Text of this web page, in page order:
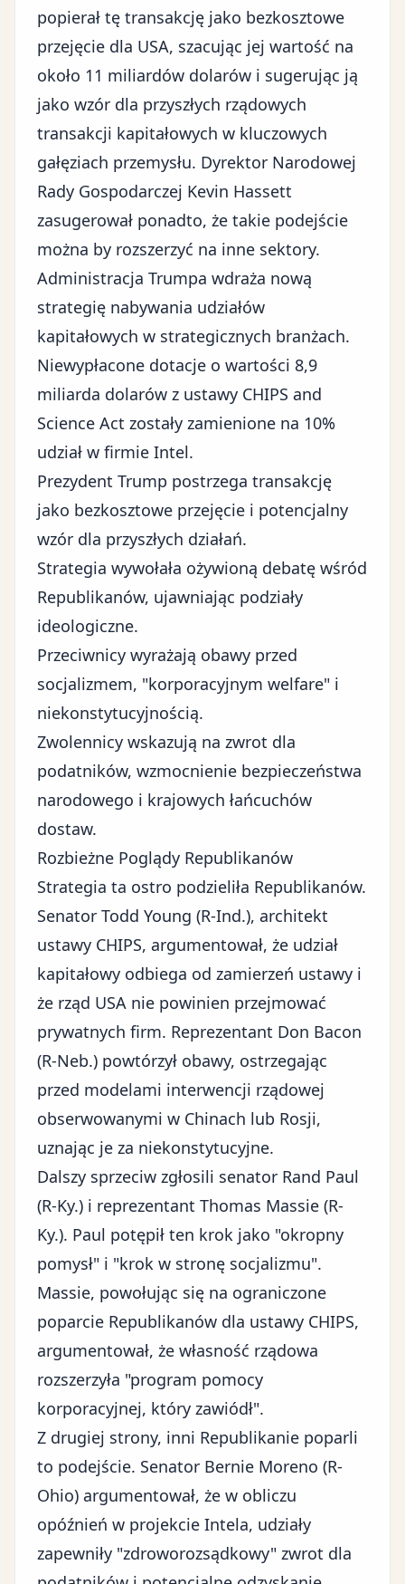
popierał tę transakcję jako bezkosztowe
przejęcie dla USA, szacując jej wartość na
około 11 miliardów dolarów i sugerując ją
jako wzór dla przyszłych rządowych
transakcji kapitałowych w kluczowych
gałęziach przemysłu. Dyrektor Narodowej
Rady Gospodarczej Kevin Hassett
zasugerował ponadto, że takie podejście
można by rozszerzyć na inne sektory.
Administracja Trumpa wdraża nową
strategię nabywania udziałów
kapitałowych w strategicznych branżach.
Niewypłacone dotacje o wartości 8,9
miliarda dolarów z ustawy CHIPS and
Science Act zostały zamienione na 10%
udział w firmie Intel.
Prezydent Trump postrzega transakcję
jako bezkosztowe przejęcie i potencjalny
wzór dla przyszłych działań.
Strategia wywołała ożywioną debatę wśród
Republikanów, ujawniając podziały
ideologiczne.
Przeciwnicy wyrażają obawy przed
socjalizmem, "korporacyjnym welfare" i
niekonstytucyjnością.
Zwolennicy wskazują na zwrot dla
podatników, wzmocnienie bezpieczeństwa
narodowego i krajowych łańcuchów
dostaw.
Rozbieżne Poglądy Republikanów
Strategia ta ostro podzieliła Republikanów.
Senator Todd Young (R-Ind.), architekt
ustawy CHIPS, argumentował, że udział
kapitałowy odbiega od zamierzeń ustawy i
że rząd USA nie powinien przejmować
prywatnych firm. Reprezentant Don Bacon
(R-Neb.) powtórzył obawy, ostrzegając
przed modelami interwencji rządowej
obserwowanymi w Chinach lub Rosji,
uznając je za niekonstytucyjne.
Dalszy sprzeciw zgłosili senator Rand Paul
(R-Ky.) i reprezentant Thomas Massie (R-
Ky.). Paul potępił ten krok jako "okropny
pomysł" i "krok w stronę socjalizmu".
Massie, powołując się na ograniczone
poparcie Republikanów dla ustawy CHIPS,
argumentował, że własność rządowa
rozszerzyła "program pomocy
korporacyjnej, który zawiódł".
Z drugiej strony, inni Republikanie poparli
to podejście. Senator Bernie Moreno (R-
Ohio) argumentował, że w obliczu
opóźnień w projekcie Intela, udziały
zapewniły "zdroworozsądkowy" zwrot dla